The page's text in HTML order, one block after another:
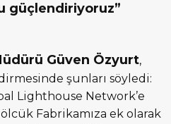
güçlendiriyoruz”
Güven Özyurt,
şunları söyledi:
Lighthouse Network’e
Fabrikamıza ek olarak